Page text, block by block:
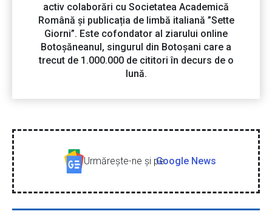
activ colaborări cu Societatea Academică
Română și publicația de limbă italiană ”Sette
Giorni”. Este cofondator al ziarului online
Botoșăneanul, singurul din Botoșani care a
trecut de 1.000.000 de cititori în decurs de o
lună.
Urmăreşte-ne şi peGoogle News